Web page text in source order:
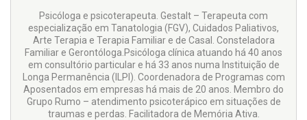
Psicóloga e psicoterapeuta. Gestalt – Terapeuta com
especialização em Tanatologia (FGV), Cuidados Paliativos,
Arte Terapia e Terapia Familiar e de Casal. Consteladora
Familiar e Gerontóloga.Psicóloga clínica atuando há 40 anos
em consultório particular e há 33 anos numa Instituição de
Longa Permanência (ILPI). Coordenadora de Programas com
Aposentados em empresas há mais de 20 anos. Membro do
Grupo Rumo – atendimento psicoterápico em situações de
traumas e perdas. Facilitadora de Memória Ativa.